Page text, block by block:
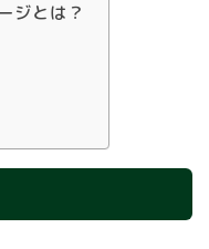
ジとは？